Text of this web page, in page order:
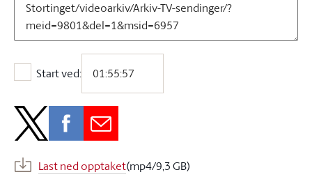
Start ved:
Start ved:
Last ned opptaket(mp4/9,3 GB)